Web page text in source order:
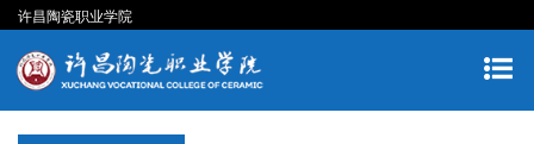
许昌陶瓷职业学院